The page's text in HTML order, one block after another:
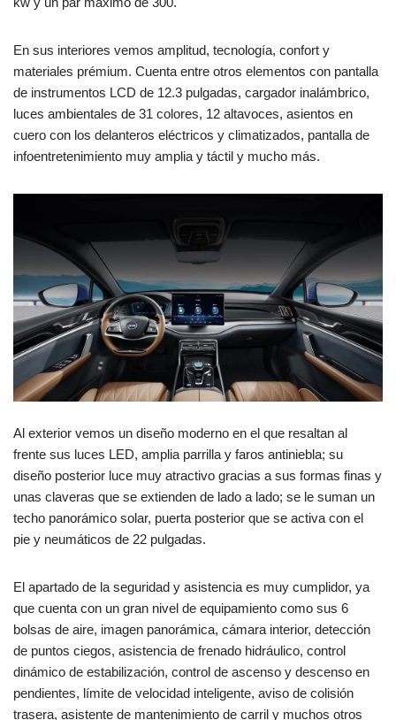
En sus interiores vemos amplitud, tecnología, confort y
materiales prémium. Cuenta entre otros elementos con pantalla
de instrumentos LCD de 12.3 pulgadas, cargador inalámbrico,
luces ambientales de 31 colores, 12 altavoces, asientos en
cuero con los delanteros eléctricos y climatizados, pantalla de
infoentretenimiento muy amplia y táctil y mucho más.
Al exterior vemos un diseño moderno en el que resaltan al
frente sus luces LED, amplia parrilla y faros antiniebla; su
diseño posterior luce muy atractivo gracias a sus formas finas y
unas claveras que se extienden de lado a lado; se le suman un
techo panorámico solar, puerta posterior que se activa con el
pie y neumáticos de 22 pulgadas.
El apartado de la seguridad y asistencia es muy cumplidor, ya
que cuenta con un gran nivel de equipamiento como sus 6
bolsas de aire, imagen panorámica, cámara interior, detección
de puntos ciegos, asistencia de frenado hidráulico, control
dinámico de estabilización, control de ascenso y descenso en
pendientes, límite de velocidad inteligente, aviso de colisión
trasera, asistente de mantenimiento de carril y muchos otros